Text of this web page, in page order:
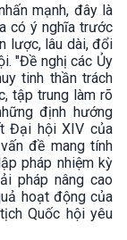
mạnh, đây là
có ý nghĩa trước
lược, lâu dài, đổi
"Đề nghị các Ủy
tinh thần trách
tập trung làm rõ
định hướng
Đại hội XIV của
đề mang tính
pháp nhiệm kỳ
pháp nâng cao
hoạt động của
Quốc hội yêu